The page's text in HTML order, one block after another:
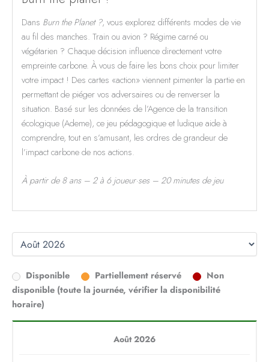
Dans Burn the Planet ?, vous explorez différents modes de vie
au fil des manches. Train ou avion ? Régime carné ou
végétarien ? Chaque décision influence directement votre
empreinte carbone. À vous de faire les bons choix pour limiter
votre impact ! Des cartes «action» viennent pimenter la partie en
permettant de piéger vos adversaires ou de renverser la
situation. Basé sur les données de l’Agence de la transition
écologique (Ademe), ce jeu pédagogique et ludique aide à
comprendre, tout en s’amusant, les ordres de grandeur de
l’impact carbone de nos actions.
À partir de 8 ans – 2 à 6 joueur·ses – 20 minutes de jeu
Disponible Partiellement réservé
Non
disponible (toute la journée, vérifier la disponibilité
horaire)
Août 2026